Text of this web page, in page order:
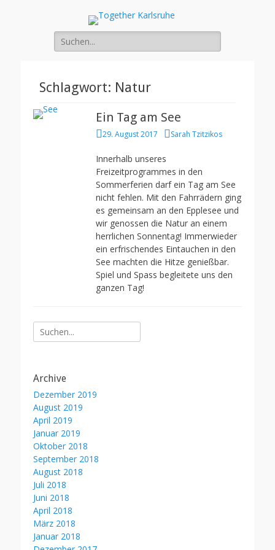
Together Karlsruhe
Integration von jungen Menschen mit Fluchterfahrung und
Suche
nach:
Schlagwort: Natur
Ein Tag am See
Posted
29. August 2017 Author
Sarah Tzitzikos
Innerhalb unseres
Freizeitprogrammes in den
Sommerferien darf ein Tag am See
nicht fehlen. Mit den Fahrrädern ging
es gemeinsam an den Epplesee und
wir genossen die Natur an einem
herrlichen Sonnentag! Immerwieder
ein erfrischendes Eintauchen in den
See machten die Hitze genießbar.
Spiel und Spass begleitete uns den
ganzen Tag!
Suche
nach:
Archive
Dezember 2019
August 2019
April 2019
Januar 2019
Oktober 2018
September 2018
August 2018
Juli 2018
Juni 2018
April 2018
März 2018
Januar 2018